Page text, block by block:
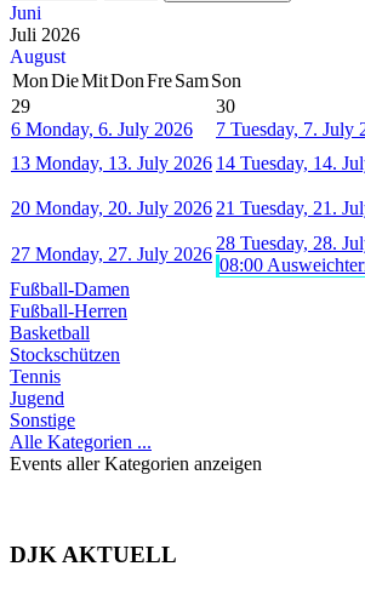
Juni
Juli 2026
August
MonDieMitDonFreSamSon
29
30
6 Monday, 6. July 2026 7 Tuesday, 7. July
13 Monday, 13. July 2026 14 Tuesday, 14.
20 Monday, 20. July 2026 21 Tuesday, 21.
27 Monday, 27. July 2026
28 Tuesday, 28.
08:00
Fußball-Damen
Fußball-Herren
Basketball
Stockschützen
Tennis
Jugend
Sonstige
Alle Kategorien ...
Events aller Kategorien anzeigen
DJK AKTUELL